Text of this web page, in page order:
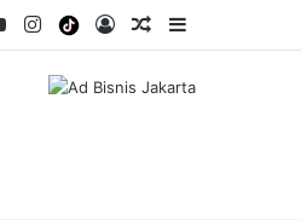
YouTubeInstagramTiktokLog InShuffle Berita